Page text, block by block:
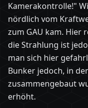
Kamerakontrolle!"
nördlich vom
zum GAU kam. Hier
die Strahlung ist
man sich hier
Bunker jedoch, in
zusammengebaut
erhöht.